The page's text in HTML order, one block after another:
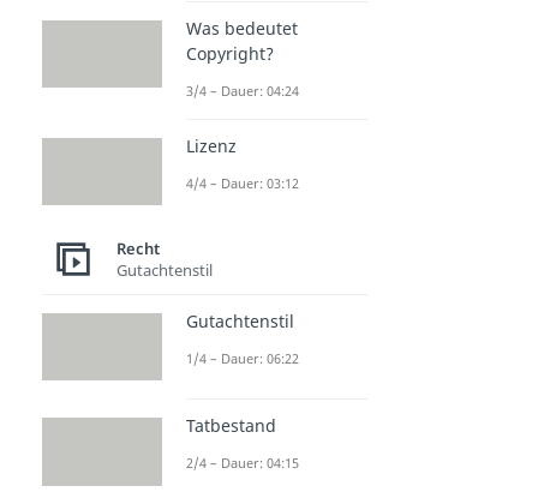
Was bedeutet
Copyright?
3/4 – Dauer: 04:24
Lizenz
4/4 – Dauer: 03:12
Recht
Gutachtenstil
Gutachtenstil
1/4 – Dauer: 06:22
Tatbestand
2/4 – Dauer: 04:15